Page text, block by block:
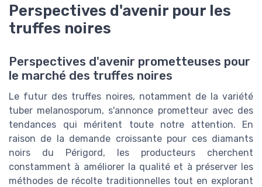
Perspectives d'avenir pour les
truffes noires
Perspectives d'avenir prometteuses pour
le marché des truffes noires
Le futur des truffes noires, notamment de la variété
tuber melanosporum, s'annonce prometteur avec des
tendances qui méritent toute notre attention. En
raison de la demande croissante pour ces diamants
noirs du Périgord, les producteurs cherchent
constamment à améliorer la qualité et à préserver les
méthodes de récolte traditionnelles tout en explorant